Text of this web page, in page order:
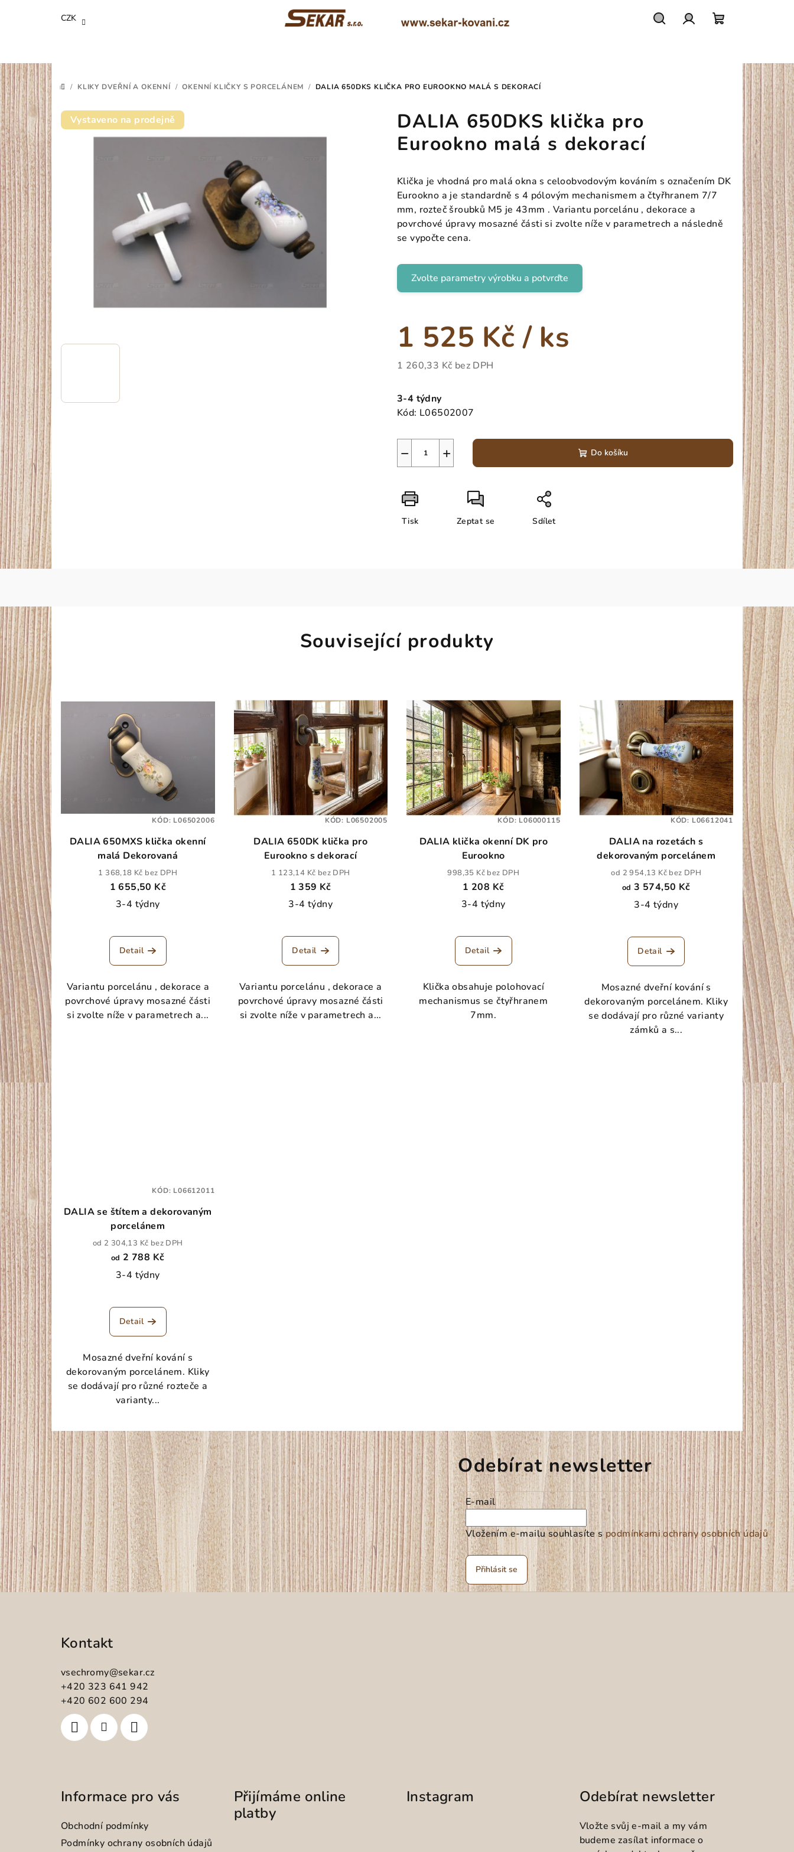
CZK
košík
DOMŮ
/ KLIKY DVEŘNÍ A OKENNÍ / OKENNÍ KLIČKY S PORCELÁNEM / DALIA 650DKS KLIČKA PRO EUROOKNO MALÁ S DEKORACÍ
DALIA 650DKS klička pro
Eurookno malá s dekorací
Klička je vhodná pro malá okna s celoobvodovým kováním s označením DK
Eurookno a je standardně s 4 pólovým mechanismem a čtyřhranem 7/7
mm, rozteč šroubků M5 je 43mm . Variantu porcelánu , dekorace a
povrchové úpravy mosazné části si zvolte níže v parametrech a následně
se vypočte cena.
Zvolte parametry výrobku a potvrďte
1 525 Kč / ks
1 260,33 Kč bez DPH
cena:
3-4 týdny
Kód: L06502007
+
− Do košíku
Tisk Zeptat se Sdílet
Vystaveno na prodejně
Související produkty
DALIA 650MXS klička okenní
malá Dekorovaná
1 368,18 Kč bez DPH
1 655,50 Kč
3-4 týdny
Detail
Variantu porcelánu , dekorace a
povrchové úpravy mosazné části
si zvolte níže v parametrech a...
KÓD: L06502006
DALIA 650DK klička pro
Eurookno s dekorací
1 123,14 Kč bez DPH
1 359 Kč
3-4 týdny
Detail
Variantu porcelánu , dekorace a
povrchové úpravy mosazné části
si zvolte níže v parametrech a...
KÓD: L06502005
DALIA klička okenní DK pro
Eurookno
998,35 Kč bez DPH
1 208 Kč
3-4 týdny
Detail
Klička obsahuje polohovací
mechanismus se čtyřhranem
7mm.
KÓD: L06000115
DALIA na rozetách s
dekorovaným porcelánem
od 2 954,13 Kč bez DPH
od 3 574,50 Kč
3-4 týdny
Detail
Mosazné dveřní kování s
dekorovaným porcelánem. Kliky
se dodávají pro různé varianty
zámků a s...
KÓD: L06612041
DALIA se štítem a dekorovaným
porcelánem
od 2 304,13 Kč bez DPH
od 2 788 Kč
3-4 týdny
Detail
Mosazné dveřní kování s
dekorovaným porcelánem. Kliky
se dodávají pro různé rozteče a
varianty...
KÓD: L06612011
Odebírat newsletter
E-mail
Vložením e-mailu souhlasíte spodmínkami ochrany osobních údajů
Přihlásit se
Kontakt
vsechromy@sekar.cz
+420 323 641 942
+420 602 600 294
Informace pro vás
Obchodní podmínky
Podmínky ochrany osobních údajů
Přijímáme online
platby
Instagram Odebírat newsletter
Vložte svůj e-mail a my vám
budeme zasílat informace o